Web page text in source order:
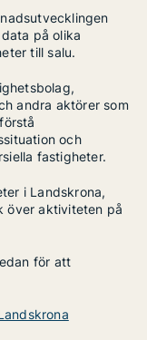
på olika
till salu.
andra aktörer som
och
fastigheter.
i Landskrona,
över aktiviteten på
för att